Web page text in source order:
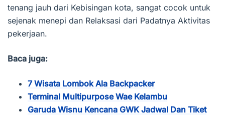
tenang jauh dari Kebisingan kota, sangat cocok untuk
sejenak menepi dan Relaksasi dari Padatnya Aktivitas
pekerjaan.
Baca juga:
7 Wisata Lombok Ala Backpacker
Terminal Multipurpose Wae Kelambu
Garuda Wisnu Kencana GWK Jadwal Dan Tiket